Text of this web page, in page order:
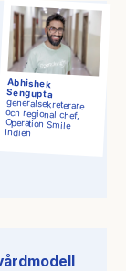
Abhishek
Sengupta
generalsekreterare
och regional chef,
Operation Smile
Indien